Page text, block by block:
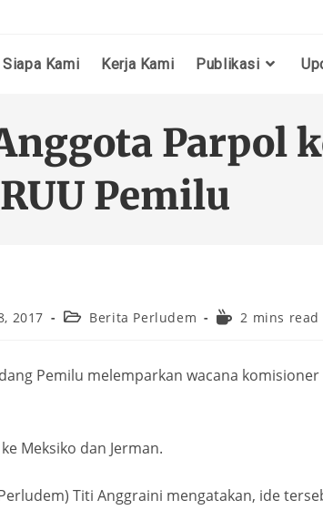
Siapa Kami Kerja Kami Publikasi
Parpol
Pemilu
2017 Berita Perludem 2 mins read
Pemilu melemparkan wacana
Meksiko dan Jerman.
Titi Anggraini mengatakan, ide